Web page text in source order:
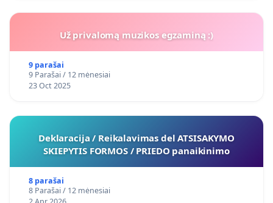
Už privalomą muzikos egzaminą :)
9 parašai
9 Parašai / 12 mėnesiai
23 Oct 2025
Deklaracija / Reikalavimas del ATSISAKYMO
SKIEPYTIS FORMOS / PRIEDO panaikinimo
8 parašai
8 Parašai / 12 mėnesiai